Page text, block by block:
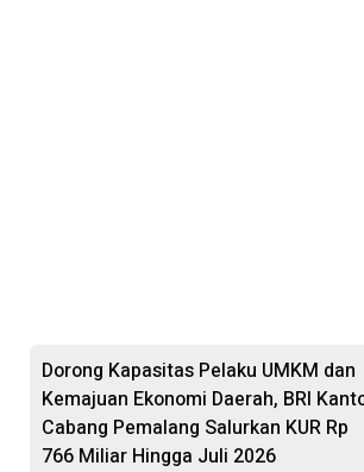
Dorong Kapasitas Pelaku UMKM dan
Kemajuan Ekonomi Daerah, BRI
Cabang Pemalang Salurkan KUR Rp
766 Miliar Hingga Juli 2026